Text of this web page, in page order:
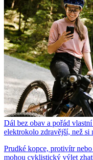
Dál bez obav a pořád
elektrokolo zdravější, než si
Prudké kopce, protivítr
mohou cyklistický výlet